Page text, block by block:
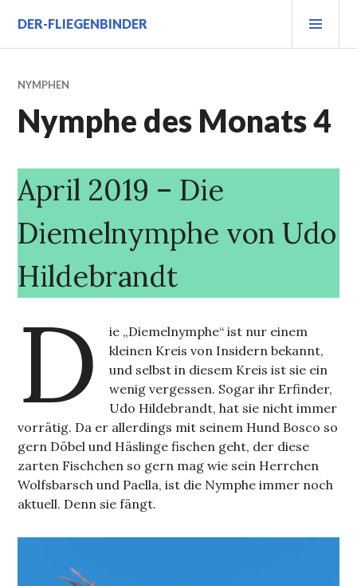
Inhalt
springen
DER-FLIEGENBINDER
NYMPHEN
Nymphe des Monats 4
April 2019 – Die
Diemelnymphe von Udo
Hildebrandt
D
ie „Diemelnymphe“ ist nur einem
kleinen Kreis von Insidern bekannt,
und selbst in diesem Kreis ist sie ein
wenig vergessen. Sogar ihr Erfinder,
Udo Hildebrandt, hat sie nicht immer
vorrätig. Da er allerdings mit seinem Hund Bosco so
gern Döbel und Häslinge fischen geht, der diese
zarten Fischchen so gern mag wie sein Herrchen
Wolfsbarsch und Paella, ist die Nymphe immer noch
aktuell. Denn sie fängt.